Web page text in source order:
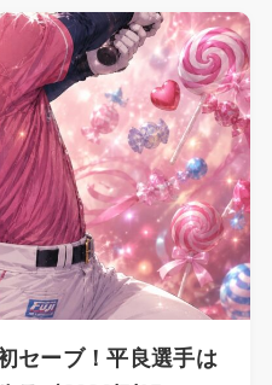
セーブ！平良選手は